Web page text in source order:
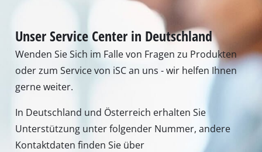
Unser Service Center in Deutschland
Wenden Sie Sich im Falle von Fragen zu Produkten
oder zum Service von iSC an uns - wir helfen Ihnen
gerne weiter.
In Deutschland und Österreich erhalten Sie
Unterstützung unter folgender Nummer, andere
Kontaktdaten finden Sie über